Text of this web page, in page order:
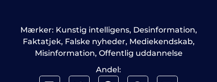
Mærker: Kunstig intelligens, Desinformation,
Faktatjek, Falske nyheder, Mediekendskab,
Misinformation, Offentlig uddannelse
Andel: